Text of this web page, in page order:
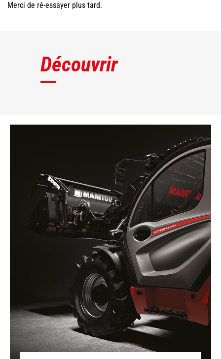
Merci de ré-essayer plus tard.
Découvrir